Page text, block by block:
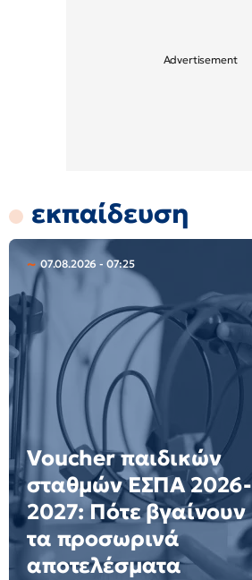
εκπαίδευση
07.08.2026 - 07:25
Voucher παιδικών
σταθμών ΕΣΠΑ 2026-
2027: Πότε βγαίνουν
τα προσωρινά
αποτελέσματα